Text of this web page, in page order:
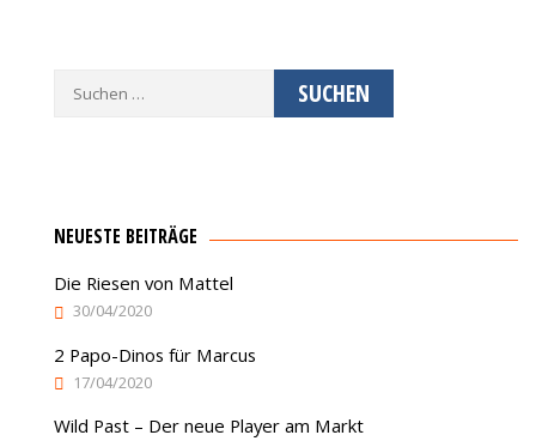
Suche
NEUESTE BEITRÄGE
Die Riesen von Mattel
30/04/2020
2 Papo-Dinos für Marcus
17/04/2020
Wild Past – Der neue Player am Markt